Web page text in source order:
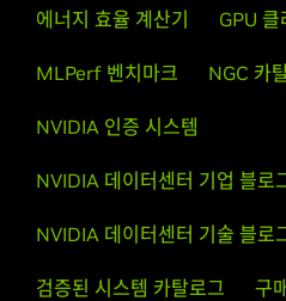
에너지 효율 계산기 GPU 클
MLPerf 벤치마크 NGC 카
NVIDIA 인증 시스템
NVIDIA 데이터센터 기업 블로
NVIDIA 데이터센터 기술 블로
검증된 시스템 카탈로그 구